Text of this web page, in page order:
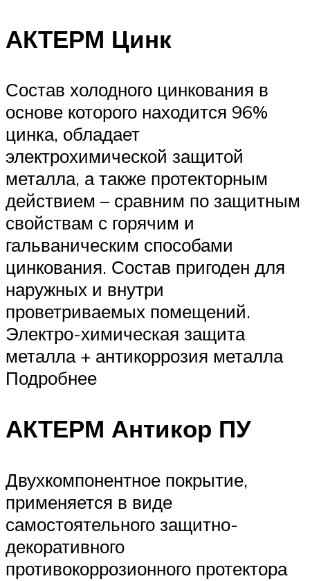
АКТЕРМ Цинк
Состав холодного цинкования в
основе которого находится 96%
цинка, обладает
электрохимической защитой
металла, а также протекторным
действием – сравним по защитным
свойствам с горячим и
гальваническим способами
цинкования. Состав пригоден для
наружных и внутри
проветриваемых помещений.
Электро-химическая защита
металла + антикоррозия металла
Подробнее
АКТЕРМ Антикор ПУ
Двухкомпонентное покрытие,
применяется в виде
самостоятельного защитно-
декоративного
противокоррозионного протектора